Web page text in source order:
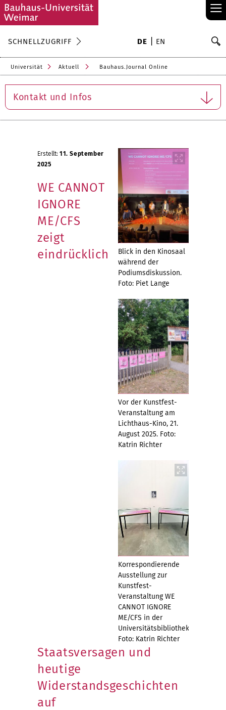
≡
SCHNELLZUGRIFF DE EN
Universität Aktuell Bauhaus.Journal Online
Kontakt und Infos
Blick in den Kinosaal
während der
Podiumsdiskussion.
Foto: Piet Lange
Vor der Kunstfest-
Veranstaltung am
Lichthaus-Kino, 21.
August 2025. Foto:
Katrin Richter
Korrespondierende
Ausstellung zur
Kunstfest-
Veranstaltung WE
CANNOT IGNORE
ME/CFS in der
Universitätsbibliothek.
Foto: Katrin Richter
Erstellt: 11. September
2025
WE CANNOT
IGNORE
ME/CFS
zeigt
eindrücklich
Staatsversagen und
heutige
Widerstandsgeschichten
auf